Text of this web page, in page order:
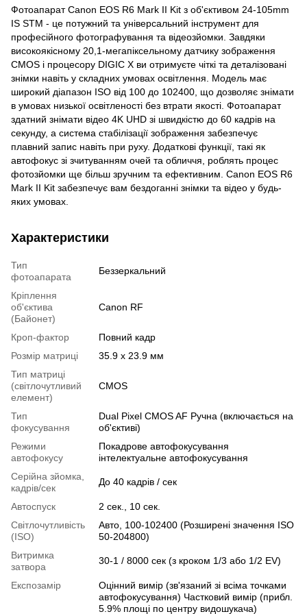
Фотоапарат Canon EOS R6 Mark II Kit з об'єктивом 24-105mm
IS STM - це потужний та універсальний інструмент для
професійного фотографування та відеозйомки. Завдяки
високоякісному 20,1-мегапіксельному датчику зображення
CMOS і процесору DIGIC X ви отримуєте чіткі та деталізовані
знімки навіть у складних умовах освітлення. Модель має
широкий діапазон ISO від 100 до 102400, що дозволяє знімати
в умовах низької освітленості без втрати якості. Фотоапарат
здатний знімати відео 4K UHD зі швидкістю до 60 кадрів на
секунду, а система стабілізації зображення забезпечує
плавний запис навіть при руху. Додаткові функції, такі як
автофокус зі зчитуванням очей та обличчя, роблять процес
фотозйомки ще більш зручним та ефективним. Canon EOS R6
Mark II Kit забезпечує вам бездоганні знімки та відео у будь-
яких умовах.
Характеристики
Тип
фотоапарата
Беззеркальний
Кріплення
об'єктива
(Байонет)
Canon RF
Кроп-фактор
Повний кадр
Розмір матриці
35.9 x 23.9 мм
Тип матриці
(світлочутливий
елемент)
CMOS
Тип
фокусування
Dual Pixel CMOS AF Ручна (включається на
об'єктиві)
Режими
автофокусу
Покадрове автофокусування
інтелектуальне автофокусування
Серійна зйомка,
кадрів/сек
До 40 кадрів / сек
Автоспуск
2 сек., 10 сек.
Світлочутливість
(ISO)
Авто, 100-102400 (Розширені значення ISO
50-204800)
Витримка
затвора
30-1 / 8000 сек (з кроком 1/3 або 1/2 EV)
Експозамір
Оцінний вимір (зв'язаний зі всіма точками
автофокусування) Частковий вимір (прибл.
5.9% площі по центру видошукача)